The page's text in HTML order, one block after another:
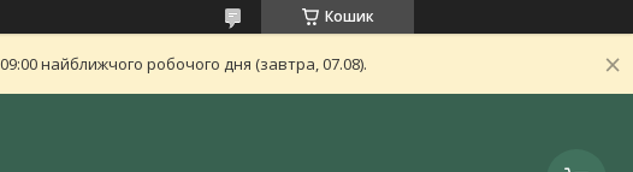
Кошик
найближчого робочого дня (завтра, 07.08).